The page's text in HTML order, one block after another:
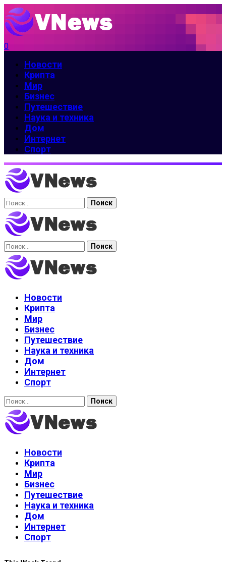
0
Новости
Крипта
Мир
Бизнес
Путешествие
Наука и техника
Дом
Интернет
Спорт
Найти:
Найти:
Новости
Крипта
Мир
Бизнес
Путешествие
Наука и техника
Дом
Интернет
Спорт
Найти:
Новости
Крипта
Мир
Бизнес
Путешествие
Наука и техника
Дом
Интернет
Спорт